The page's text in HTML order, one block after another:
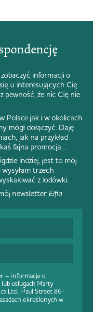
– informacje o
usługach Marty
Ltd., Paul Street 86-
określonych w
informacji o
u interesujących Cię
pewność, że nic Cię nie
Polsce jak i w okolicach
mógł dołączyć. Daję
jak na przykład
fajna promocja…
indziej, jest to mój
trzech
z lodówki.
newsletter Elfia